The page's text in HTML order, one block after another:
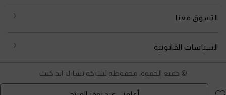
التسوق معنا
السياسات القانونية
© جميع الحقوق محفوظة لشركة تشارلز اند كيث